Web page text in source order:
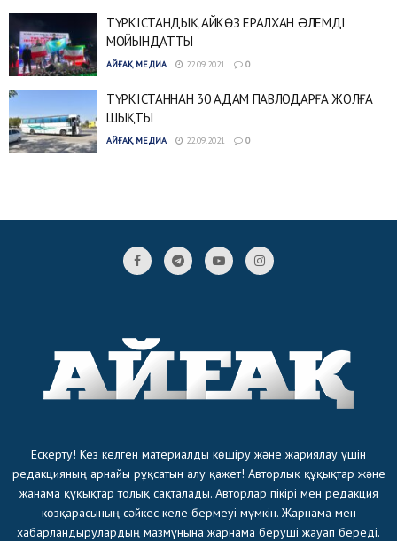
ТҮРКІСТАНДЫҚ АЙКӨЗ ЕРАЛХАН ƏЛЕМДІ
МОЙЫНДАТТЫ
АЙҒАҚ МЕДИА 22.09.2021 0
ТҮРКІСТАННАН 30 АДАМ ПАВЛОДАРҒА ЖОЛҒА
ШЫҚТЫ
АЙҒАҚ МЕДИА 22.09.2021 0
Ескерту! Кез келген материалды көшіру және жариялау үшін
редакцияның арнайы рұқсатын алу қажет! Авторлық құқықтар және
жанама құқықтар толық сақталады. Авторлар пікірі мен редакция
көзқарасының сәйкес келе бермеуі мүмкін. Жарнама мен
хабарландырулардың мазмұнына жарнама беруші жауап береді.